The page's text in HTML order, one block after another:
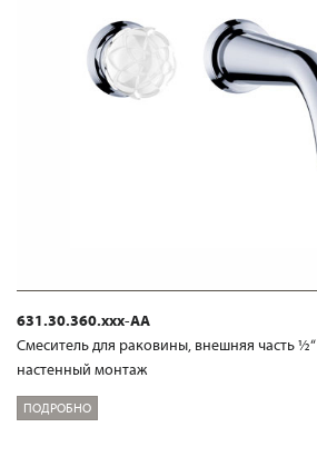
631.30.360.xxx-AA
Смеситель для раковины, внешняя часть ½“
настенный монтаж
ПОДРОБНО